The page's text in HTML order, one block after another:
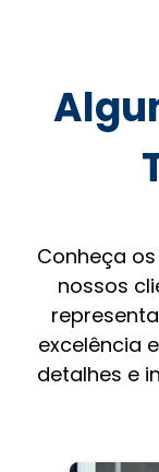
Conheça
nossos
excelência
detalhes e